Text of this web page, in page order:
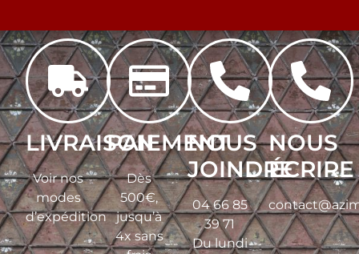
LIVRAISON
Voir nos
modes
d’expédition
PAIEMENT
Dès
500€,
jusqu’à
4x sans
NOUS
JOINDRE
04 66 85
39 71
Du lundi
NOUS
ÉCRIRE